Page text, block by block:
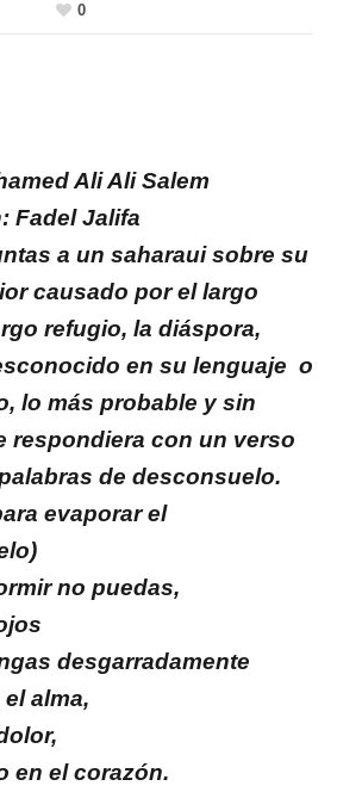
0
Ali Ali Salem
Fadel Jalifa
a un saharaui sobre su
causado por el largo
refugio, la diáspora,
en su lenguaje o
lo más probable y sin
respondiera con un verso
de desconsuelo.
evaporar el
no puedas,
desgarradamente
alma,
en el corazón.